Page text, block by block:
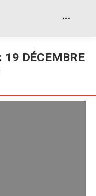
19 DÉCEMBRE